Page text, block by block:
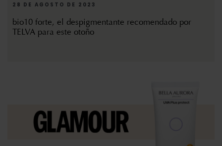
28 DE AGOSTO DE 2023
bio10 forte, el despigmentante recomendado por
TELVA para este otoño